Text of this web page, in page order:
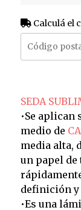
Calculá el
SEDA
•Se
medio de
media alta,
un papel de
definición y
•Es una